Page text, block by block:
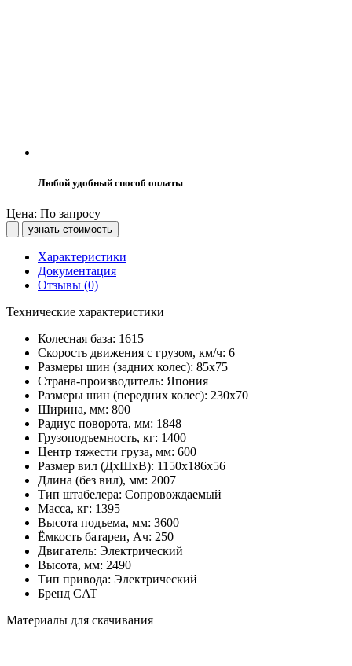
Любой удобный способ оплаты
Цена: По запросу
узнать стоимость
Характеристики
Документация
Отзывы (0)
Технические характеристики
Колесная база: 1615
Скорость движения с грузом, км/ч: 6
Размеры шин (задних колес): 85х75
Страна-производитель: Япония
Размеры шин (передних колес): 230х70
Ширина, мм: 800
Радиус поворота, мм: 1848
Грузоподъемность, кг: 1400
Центр тяжести груза, мм: 600
Размер вил (ДхШхВ): 1150х186х56
Длина (без вил), мм: 2007
Тип штабелера: Cопровождаемый
Масса, кг: 1395
Высота подъема, мм: 3600
Ёмкость батареи, Ач: 250
Двигатель: Электрический
Высота, мм: 2490
Тип привода: Электрический
Бренд CAT
Материалы для скачивания